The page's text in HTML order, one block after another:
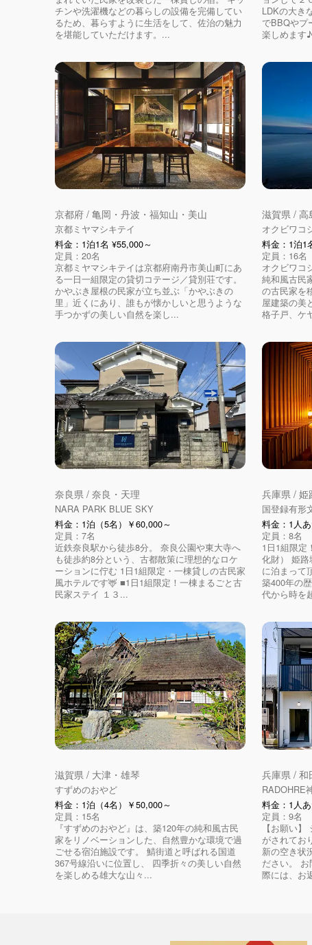
チンや洗濯機などの暮らしの設備を完備してい
るため、暮らすように生活をして、佐治の魅力
を堪能していただけます。...
LDKの大き
でBBQやプ
楽しめます
京都府 / 亀岡・丹波・福知山・美山
京都ミヤマシキテイ
料金：1泊1名 ¥55,000～
定員：20名
京都ミヤマシキテイは京都府南丹市美山町にあ
る一日一組限定の貸切コテージ／貸別荘です。
かやぶき屋根の民家が立ち並ぶ「かやぶきの
里」近くにあり、誰もが懐かしいと思うような
手つかずの美しい自然を楽し...
滋賀県 / 高
オクビワコ
料金：1泊1
定員：16名
オクビワコ
純和風古民
の古民家を
屋建築の美
格子戸、ケ
奈良県 / 奈良・天理
NARA PARK BLUE SKY
料金：1泊（5名）￥60,000～
定員：7名
近鉄奈良駅から徒歩8分。 奈良公園や東大寺へ
も徒歩約8分という、古都散策に理想的なロケ
ーションに佇む 1日1組限定・一棟貸しの古民家
風ホテルです🦌 ■1日1組限定！一棟まるごと古
民家ステイ １３...
兵庫県 / 姫
国登録有形
料金：1人
定員：8名
1日1組限定
化財） 姫
に泊まって
築400年の
代から時を
滋賀県 / 大津・雄琴
すずめのおやど
料金：1泊（4名）￥50,000～
定員：15名
『すずめのおやど』は、築120年の純和風古民
家をリノベーションした、自然豊かな環境で過
ごせる宿泊施設です。 鯖街道と呼ばれる国道
367号線沿いに位置し、 四季折々の美しい自然
を楽しめる雄大な山々...
兵庫県 / 和
RADOHRE
料金：1人
定員：9名
【お願い
がされてお
新の空き状
ださい。
際には、お